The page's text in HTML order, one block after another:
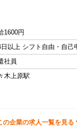
1600円
以上 シフト自由・自己
社員
木上原駅
の企業の求人一覧を見る